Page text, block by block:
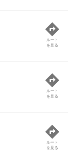
ルート
を見る
ルート
を見る
ルート
を見る